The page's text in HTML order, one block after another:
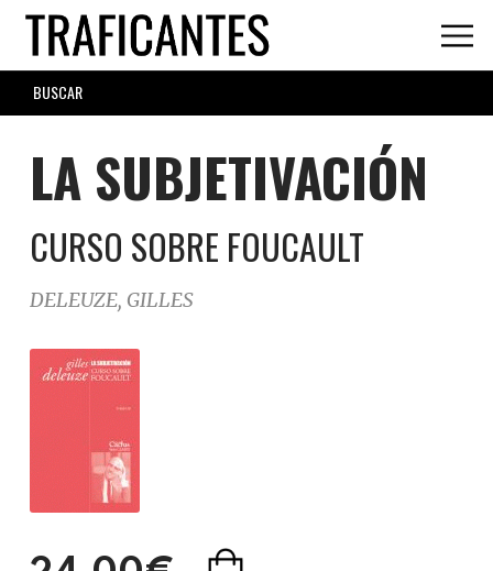
Skip
main
content
SEARCH
FORM
LA SUBJETIVACIÓN
CURSO SOBRE FOUCAULT
DELEUZE, GILLES